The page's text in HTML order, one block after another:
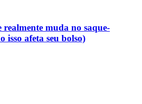
muda no saque-
isso afeta seu bolso)